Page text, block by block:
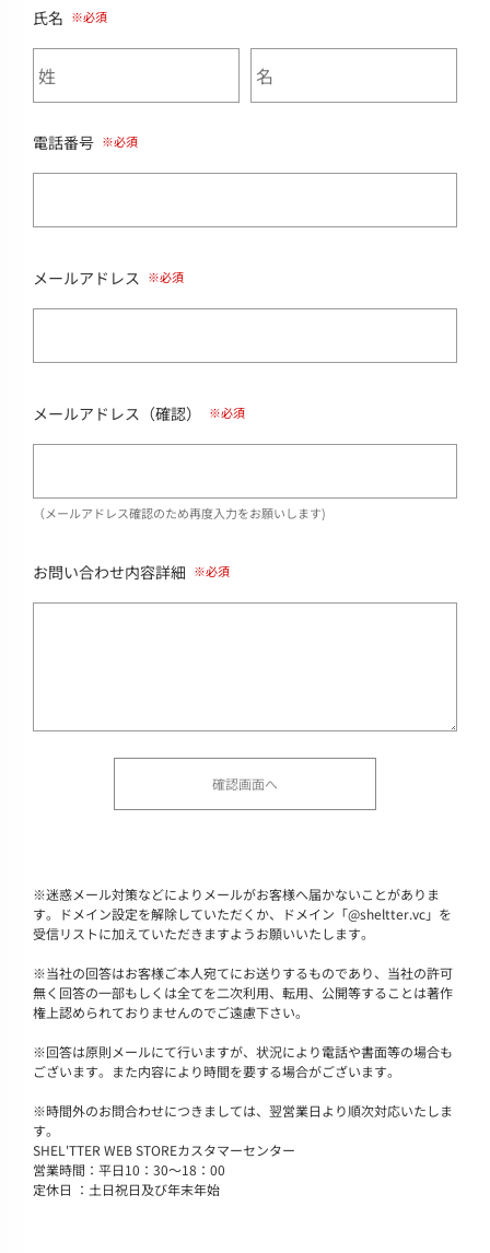
氏名
電話番号
メールアドレス
メールアドレス（確認）
（メールアドレス確認のため再度入力をお願いします)
お問い合わせ内容詳細
※迷惑メール対策などによりメールがお客様へ届かないことがありま
す。ドメイン設定を解除していただくか、ドメイン「@sheltter.vc」を
受信リストに加えていただきますようお願いいたします。
※当社の回答はお客様ご本人宛てにお送りするものであり、当社の許可
無く回答の一部もしくは全てを二次利用、転用、公開等することは著作
権上認められておりませんのでご遠慮下さい。
※回答は原則メールにて行いますが、状況により電話や書面等の場合も
ございます。また内容により時間を要する場合がございます。
※時間外のお問合わせにつきましては、翌営業日より順次対応いたしま
す。
SHEL'TTER WEB STOREカスタマーセンター
営業時間：平日10：30～18：00
定休日 ：土日祝日及び年末年始